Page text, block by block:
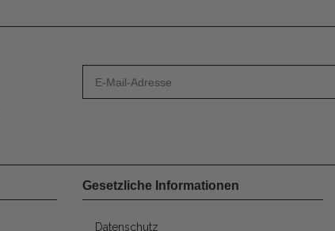
Gesetzliche Informationen
Datenschutz